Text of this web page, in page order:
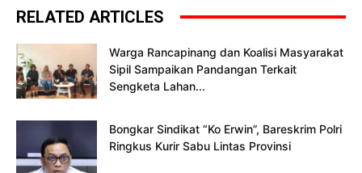
RELATED ARTICLES
Warga Rancapinang dan Koalisi Masyarakat
Sipil Sampaikan Pandangan Terkait
Sengketa Lahan...
Bongkar Sindikat “Ko Erwin”, Bareskrim Polri
Ringkus Kurir Sabu Lintas Provinsi